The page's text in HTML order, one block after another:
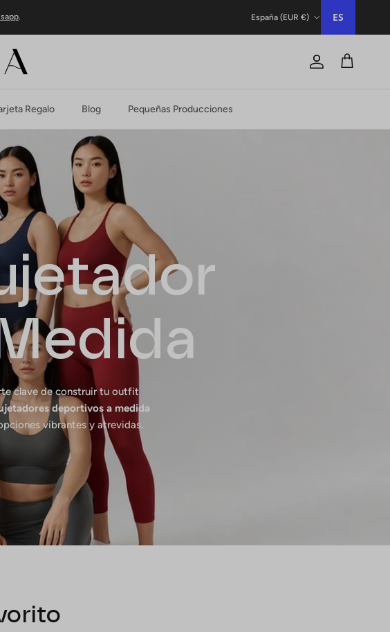
. España (EUR €) ES
Cuenta
Carrito
Regalo Blog Pequeñas Producciones
clave de construir tu outfit
deportivos a medida
vibrantes y atrevidas.